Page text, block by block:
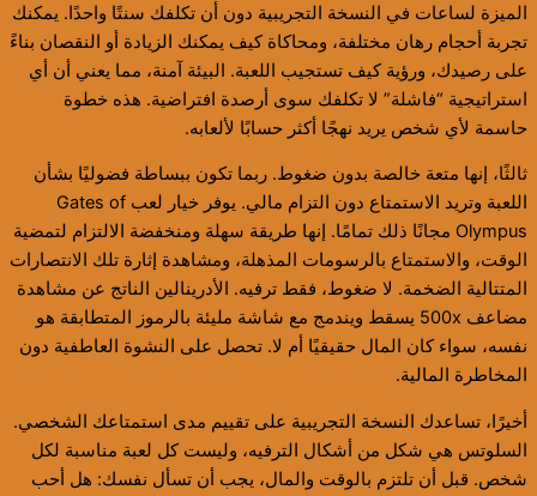
الميزة لساعات في النسخة التجريبية دون أن تكلفك سنتًا واحدًا. يمكنك
تجربة أحجام رهان مختلفة، ومحاكاة كيف يمكنك الزيادة أو النقصان بناءً
على رصيدك، ورؤية كيف تستجيب اللعبة. البيئة آمنة، مما يعني أن أي
استراتيجية “فاشلة” لا تكلفك سوى أرصدة افتراضية. هذه خطوة
حاسمة لأي شخص يريد نهجًا أكثر حسابًا لألعابه.
ثالثًا، إنها متعة خالصة بدون ضغوط. ربما تكون ببساطة فضوليًا بشأن
اللعبة وتريد الاستمتاع دون التزام مالي. يوفر خيار لعب Gates of
Olympus مجانًا ذلك تمامًا. إنها طريقة سهلة ومنخفضة الالتزام لتمضية
الوقت، والاستمتاع بالرسومات المذهلة، ومشاهدة إثارة تلك الانتصارات
المتتالية الضخمة. لا ضغوط، فقط ترفيه. الأدرينالين الناتج عن مشاهدة
مضاعف 500x يسقط ويندمج مع شاشة مليئة بالرموز المتطابقة هو
نفسه، سواء كان المال حقيقيًا أم لا. تحصل على النشوة العاطفية دون
المخاطرة المالية.
أخيرًا، تساعدك النسخة التجريبية على تقييم مدى استمتاعك الشخصي.
السلوتس هي شكل من أشكال الترفيه، وليست كل لعبة مناسبة لكل
شخص. قبل أن تلتزم بالوقت والمال، يجب أن تسأل نفسك: هل أحب